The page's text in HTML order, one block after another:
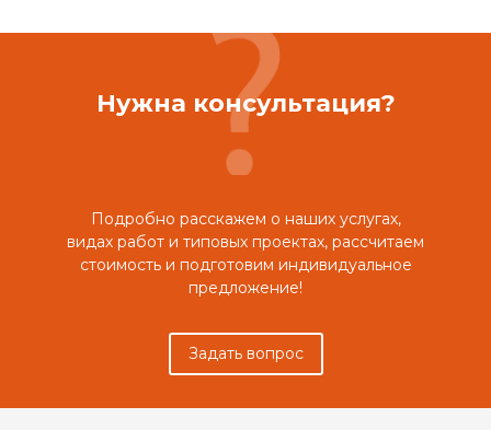
Нужна консультация?
Подробно расскажем о наших услугах,
видах работ и типовых проектах, рассчитаем
стоимость и подготовим индивидуальное
предложение!
Задать вопрос